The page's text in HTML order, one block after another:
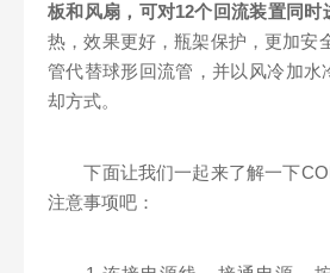
板和风扇，可对12个回流装置同时
热，效果更好，瓶架保护，更加安
管代替球形回流管，并以风冷加水
却方式。
下面让我们一起来了解一下
注意事项吧：